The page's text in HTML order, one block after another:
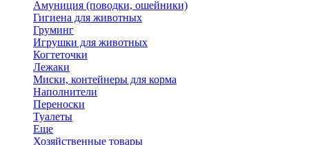
Амуниция (поводки, ошейники)
Гигиена для животных
Груминг
Игрушки для животных
Когтеточки
Лежаки
Миски, контейнеры для корма
Наполнители
Переноски
Туалеты
Еще
Хозяйственные товары